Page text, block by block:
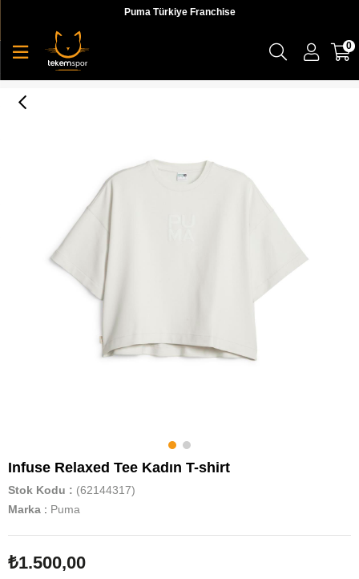
Puma Türkiye Franchise
0
Infuse Relaxed Tee Kadın T-shirt
Stok Kodu
(62144317)
Marka : Puma
₺1.500,00